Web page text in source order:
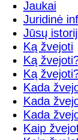
Jaukai
Juridinė
Jūsų
Ką žvejoti
Ką
Ką
Kada
Kada
Kada
Kaip